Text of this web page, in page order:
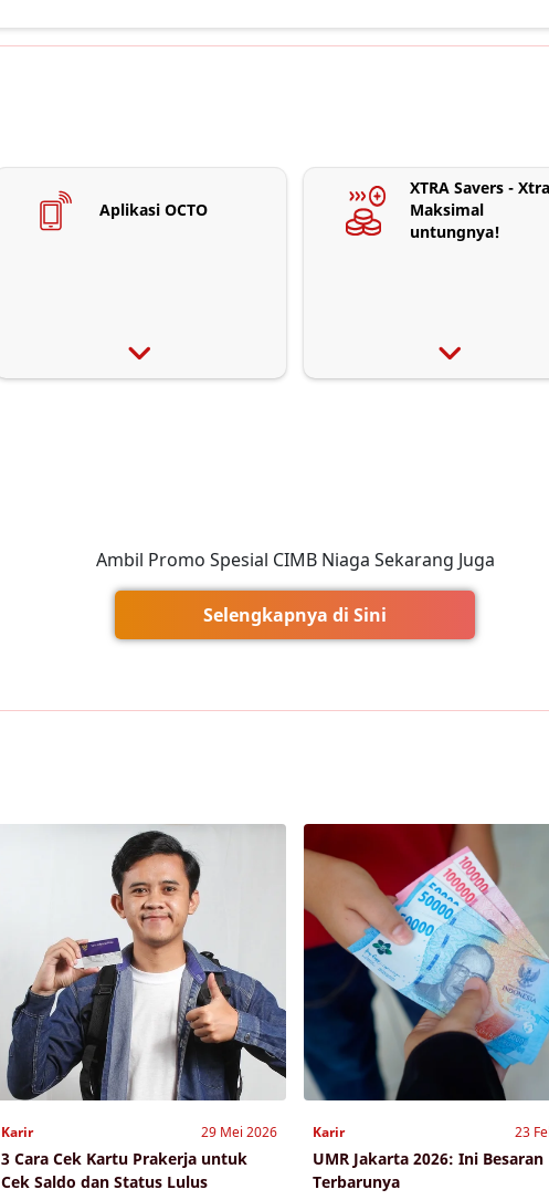
Aplikasi OCTO
XTRA Savers - Xtra
Maksimal
untungnya!
Ambil Promo Spesial CIMB Niaga Sekarang Juga
Selengkapnya di Sini
Karir 29 Mei 2026
3 Cara Cek Kartu Prakerja untuk
Cek Saldo dan Status Lulus
Karir 23
UMR Jakarta 2026: Ini Besaran
Terbarunya